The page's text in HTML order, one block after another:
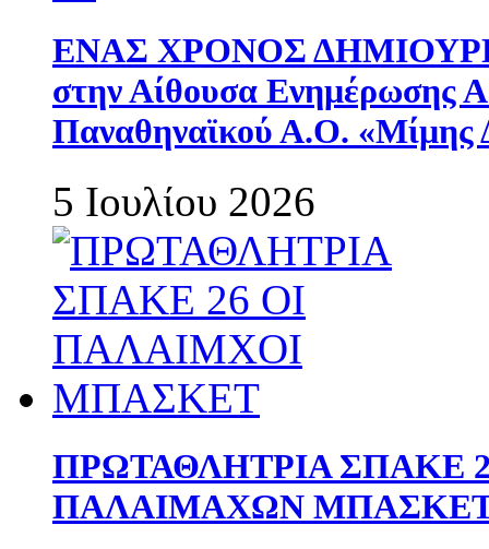
ΕΝΑΣ ΧΡΟΝΟΣ
στην Αίθουσα Ενημέρωσης
Παναθηναϊκού Α.Ο. «Μίμης
5 Ιουλίου 2026
ΠΡΩΤΑΘΛΗΤΡΙΑ ΣΠΑΚΕ
ΠΑΛΑΙΜΑΧΩΝ